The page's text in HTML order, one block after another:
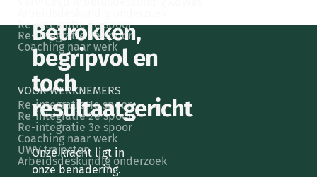
Betrokken,
begripvol en
toch
resultaatgericht
Onze kracht ligt in
onze benadering.
Re-integratie 2e spoor
Re-integratie 3e spoor
Coaching naar werk
VOOR WERKNEMERS
Re-integratie 1e spoor
Re-integratie 2e spoor
Re-integratie 3e spoor
Coaching naar werk
UWV trajecten
Arbeidsdeskundig onderzoek